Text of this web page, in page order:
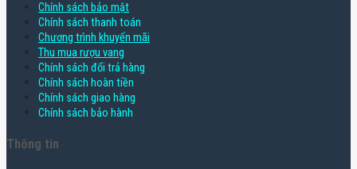
Chính sách bảo mật
Chính sách thanh toán
Chương trình khuyến mãi
Thu mua rượu vang
Chính sách đổi trả hàng
Chính sách hoàn tiền
Chính sách giao hàng
Chính sách bảo hành
Thông tin